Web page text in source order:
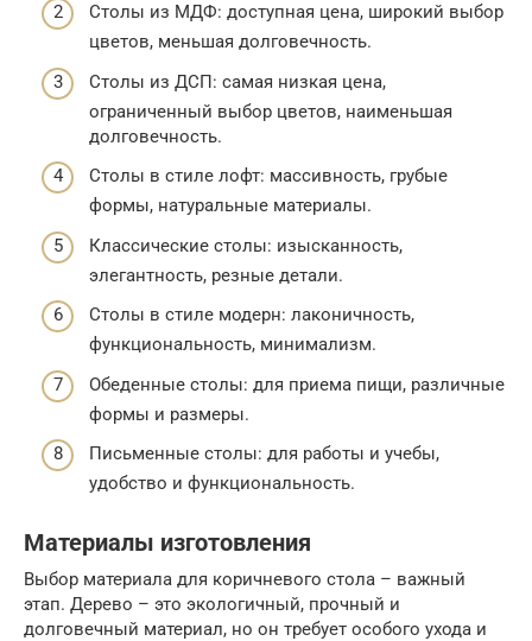
Столы из МДФ: доступная цена, широкий выбор
цветов, меньшая долговечность.
Столы из ДСП: самая низкая цена,
ограниченный выбор цветов, наименьшая
долговечность.
Столы в стиле лофт: массивность, грубые
формы, натуральные материалы.
Классические столы: изысканность,
элегантность, резные детали.
Столы в стиле модерн: лаконичность,
функциональность, минимализм.
Обеденные столы: для приема пищи, различные
формы и размеры.
Письменные столы: для работы и учебы,
удобство и функциональность.
Материалы изготовления
Выбор материала для коричневого стола – важный
этап. Дерево – это экологичный, прочный и
долговечный материал, но он требует особого ухода и